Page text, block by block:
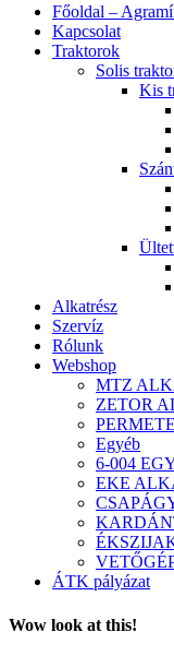
Close
Menu
Főoldal –
Kapcsolat
Traktorok
Solis
Kis
Alkatrész
Szervíz
Rólunk
Webshop
MTZ
ZETOR
Egyéb
6-004
EKE
ÁTK pályázat
Wow look at this!